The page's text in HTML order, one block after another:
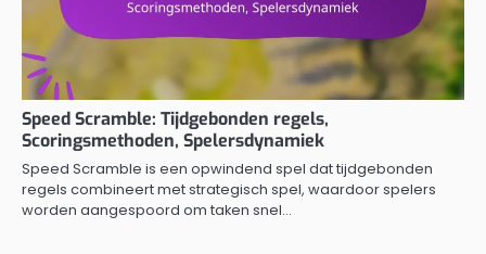
Speed Scramble: Tijdgebonden regels,
Scoringsmethoden, Spelersdynamiek
Speed Scramble is een opwindend spel dat tijdgebonden
regels combineert met strategisch spel, waardoor spelers
worden aangespoord om taken snel…